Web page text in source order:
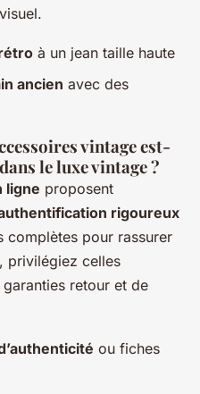
à un jean taille haute
ancien avec des
vintage est-
le luxe vintage ?
ligne proposent
rigoureux
complètes pour rassurer
privilégiez celles
retour et de
ou fiches